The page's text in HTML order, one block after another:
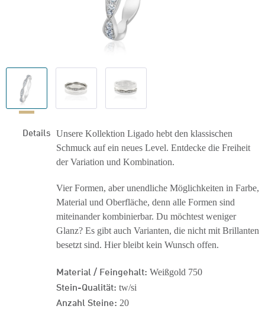
Details Unsere Kollektion Ligado hebt den klassischen
Schmuck auf ein neues Level. Entdecke die Freiheit
der Variation und Kombination.
Vier Formen, aber unendliche Möglichkeiten in Farbe,
Material und Oberfläche, denn alle Formen sind
miteinander kombinierbar. Du möchtest weniger
Glanz? Es gibt auch Varianten, die nicht mit Brillanten
besetzt sind. Hier bleibt kein Wunsch offen.
Material / Feingehalt: Weißgold 750
Stein-Qualität: tw/si
Anzahl Steine: 20